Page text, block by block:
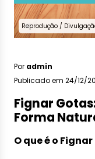
Reprodução /
Por admin
Publicado em 24/12/
Fignar
Forma
O que é o